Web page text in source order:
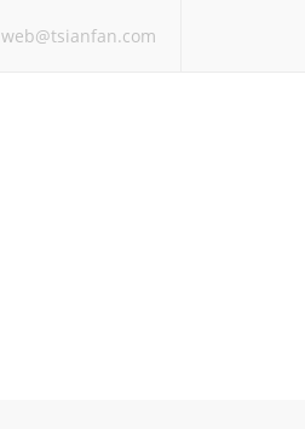
web@tsianfan.com